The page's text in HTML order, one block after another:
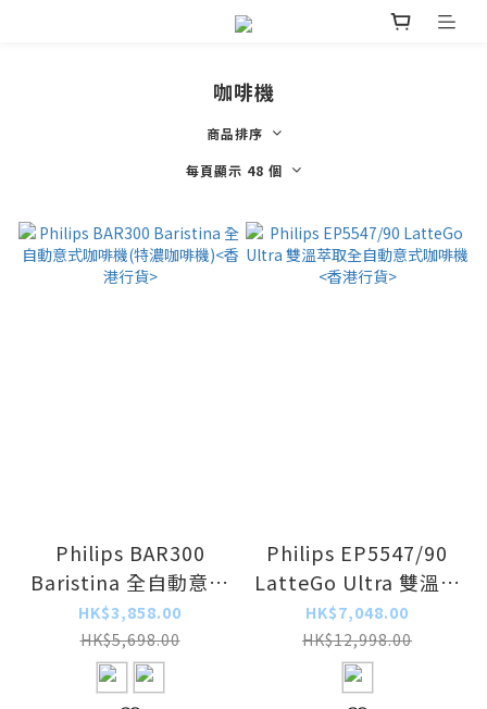
咖啡機
商品排序
每頁顯示 48 個
Philips BAR300
Baristina 全自動意式
咖啡機(特濃咖啡機)<
香港行貨>
HK$3,858.00
HK$5,698.00
Philips EP5547/90
LatteGo Ultra 雙溫萃
取全自動意式咖啡機<
香港行貨>
HK$7,048.00
HK$12,998.00